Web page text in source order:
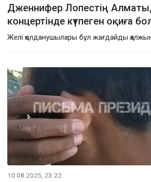
Дженнифер Лопестің
концертінде күтпеген оқиға
Желі қолданушылары бұл жағдайды
10.08.2025, 23:22